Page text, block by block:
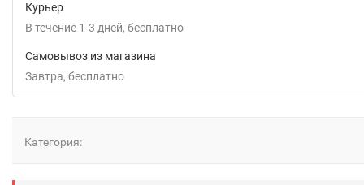
Курьер
В течение 1-3 дней Бесплатно
Самовывоз из магазина
Завтра
Бесплатно
Категория: